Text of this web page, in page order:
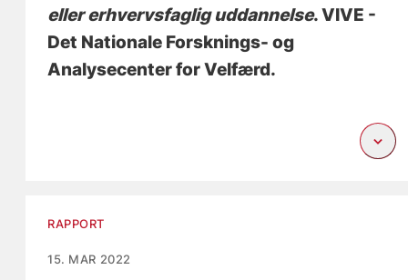
eller erhvervsfaglig uddannelse. VIVE -
Det Nationale Forsknings- og
Analysecenter for Velfærd.
RAPPORT
15. MAR 2022